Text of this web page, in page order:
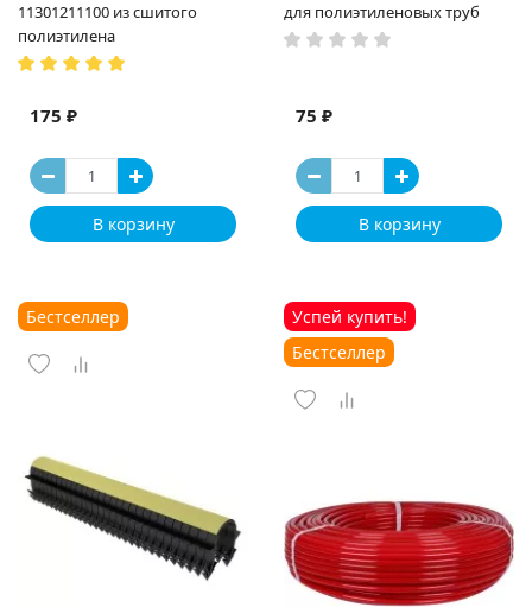
11301211100 из сшитого
полиэтилена
175 ₽
В корзину
для полиэтиленовых труб
75 ₽
В корзину
Бестселлер
Успей купить!
Бестселлер